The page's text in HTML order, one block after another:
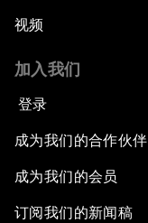
视频
加入我们
登录
成为我们的合作伙伴
成为我们的会员
订阅我们的新闻稿